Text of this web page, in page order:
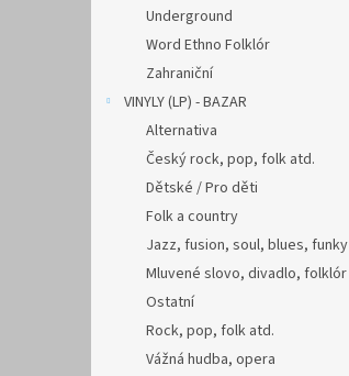
Underground
Word Ethno Folklór
Zahraniční
VINYLY (LP) - BAZAR
Alternativa
Český rock, pop, folk atd.
Dětské / Pro děti
Folk a country
Jazz, fusion, soul, blues, funky
Mluvené slovo, divadlo, folklór
Ostatní
Rock, pop, folk atd.
Vážná hudba, opera